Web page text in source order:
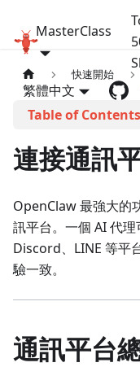
OpenClaw
MasterClass
繁體中文
快速開始
連接通訊
OpenClaw 最強大的
訊平台。一個 AI 代
Discord、LINE 等平
驗一致。
通訊平台